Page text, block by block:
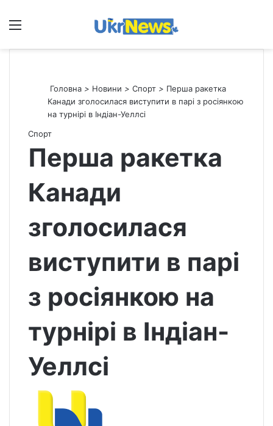
Меню
Головна > Новини > Спорт > Перша ракетка
Канади зголосилася виступити в парі з росіянкою
на турнірі в Індіан-Уеллсі
Спорт
Перша ракетка
Канади
зголосилася
виступити в парі
з росіянкою на
турнірі в Індіан-
Уеллсі